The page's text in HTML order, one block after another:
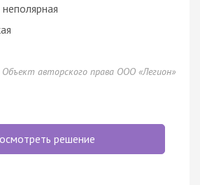
Объект авторского права ООО «Легион»
решение